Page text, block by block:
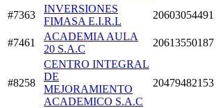
#7363
INVERSIONES
FIMASA E.I.R.L
20603054491
#7461
ACADEMIA AULA
20 S.A.C
20613550187
#8258
CENTRO INTEGRAL
DE
MEJORAMIENTO
ACADEMICO S.A.C
20479482153